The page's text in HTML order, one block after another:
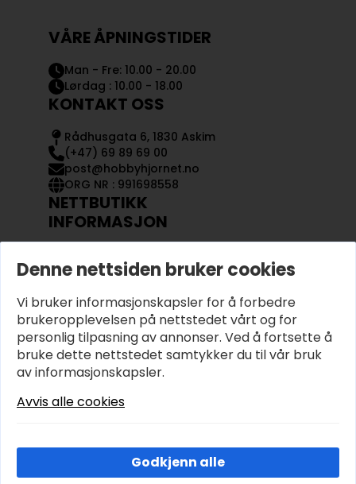
VÅRE ÅPNINGSTIDER
Man - Fre: 10.00 - 20.00
Lørdag : 10.00 - 18.00
KONTAKT OSS
Rådhusgata 6, 1830 Askim
(+47) 69 89 69 00
post@hobbyhjornet.no
ORG NR : 991698558
NETTBUTIKK
INFORMASJON
OM OSS
KJØPSVILKÅR OG BETINGELSER
PERSONVERN
Denne nettsiden bruker cookies
Vi bruker informasjonskapsler for å forbedre
brukeropplevelsen på nettstedet vårt og for
personlig tilpasning av annonser. Ved å fortsette å
bruke dette nettstedet samtykker du til vår bruk
av informasjonskapsler.
Avvis alle cookies
Godkjenn alle